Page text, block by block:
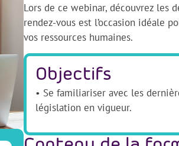
Lors de ce webinar, découvrez les
rendez-vous est l’occasion idéale
vos ressources humaines.
Objectifs
• Se familiariser avec les
législation en vigueur.